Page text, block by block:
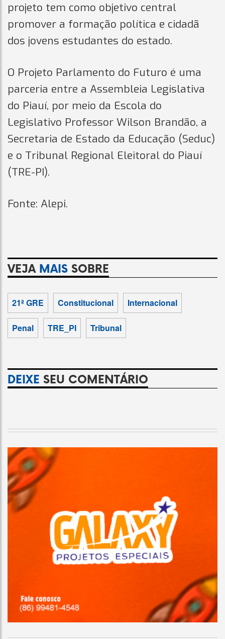
projeto tem como objetivo central
promover a formação política e cidadã
dos jovens estudantes do estado.
O Projeto Parlamento do Futuro é uma
parceria entre a Assembleia Legislativa
do Piauí, por meio da Escola do
Legislativo Professor Wilson Brandão, a
Secretaria de Estado da Educação (Seduc)
e o Tribunal Regional Eleitoral do Piauí
(TRE-PI).
Fonte: Alepi.
VEJA MAIS SOBRE
21ª GRE Constitucional Internacional
Penal TRE_PI Tribunal
DEIXE SEU COMENTÁRIO